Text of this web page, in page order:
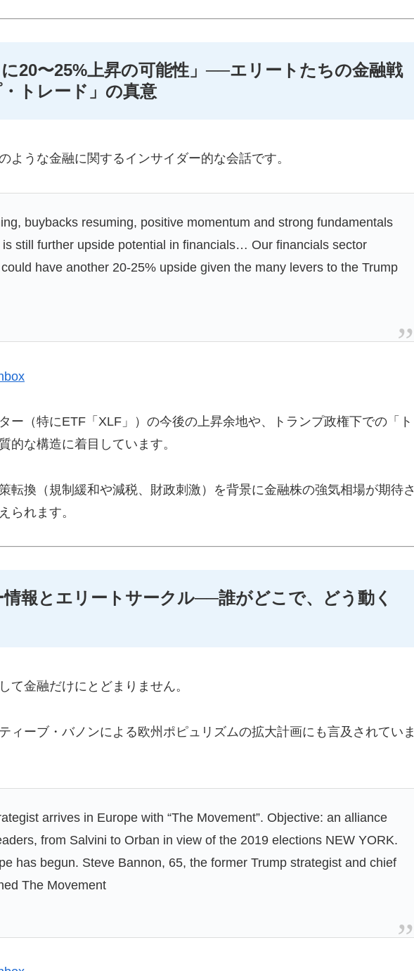
20〜25%上昇の可能性」──エリートたちの金融戦
トレード」の真意
ような金融に関するインサイダー的な会話です。
buybacks resuming, positive momentum and strong fundamentals
still further upside potential in financials… Our financials sector
have another 20-25% upside given the many levers to the Trump
ー（特にETF「XLF」）の今後の上昇余地や、トランプ政権下での「ト
的な構造に着目しています。
転換（規制緩和や減税、財政刺激）を背景に金融株の強気相場が期待さ
られます。
報とエリートサークル──誰がどこで、どう動く
て金融だけにとどまりません。
ィーブ・バノンによる欧州ポピュリズムの拡大計画にも言及されていま
arrives in Europe with “The Movement”. Objective: an alliance
from Salvini to Orban in view of the 2019 elections NEW YORK.
has begun. Steve Bannon, 65, the former Trump strategist and chief
The Movement